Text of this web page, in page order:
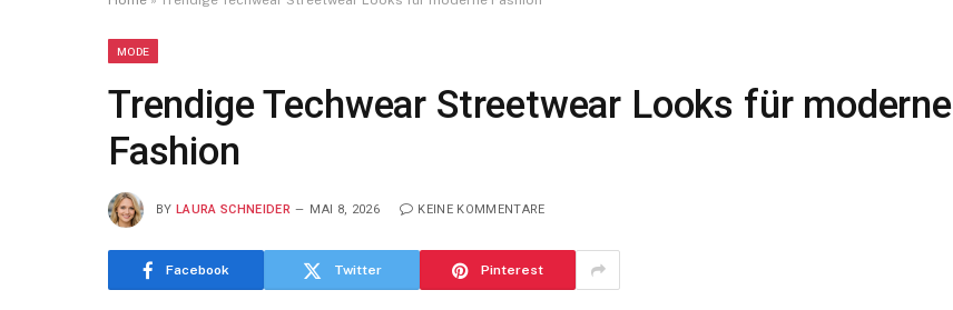
MODE
Trendige Techwear Streetwear Looks für moderne
Fashion
BY LAURA SCHNEIDER MAI 8, 2026 KEINE KOMMENTARE
Facebook Twitter Pinterest